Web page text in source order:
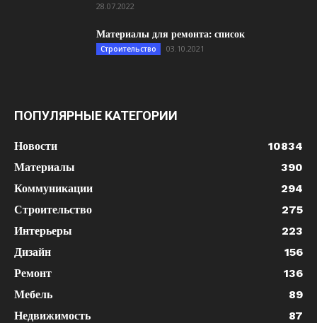
28.07.2022
Материалы для ремонта: список
Строительство 03.10.2021
ПОПУЛЯРНЫЕ КАТЕГОРИИ
Новости
10834
Материалы
390
Коммуникации
294
Строительство
275
Интерьеры
223
Дизайн
156
Ремонт
136
Мебель
89
Недвижимость
87